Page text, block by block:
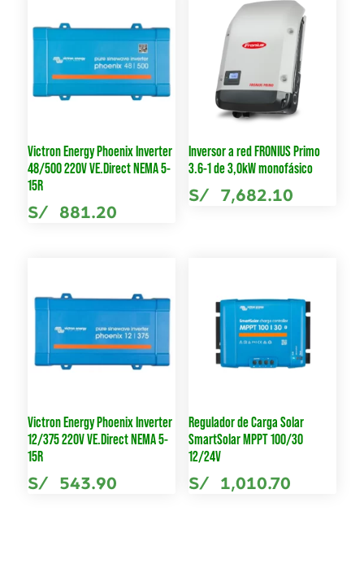
Victron Energy Phoenix Inverter
48/500 220V VE.Direct NEMA 5-
15R
S/881.20
Inversor a red FRONIUS Primo
3.6-1 de 3,0kW monofásico
S/7,682.10
Victron Energy Phoenix Inverter
12/375 220V VE.Direct NEMA 5-
15R
S/543.90
Regulador de Carga Solar
SmartSolar MPPT 100/30
12/24V
S/1,010.70